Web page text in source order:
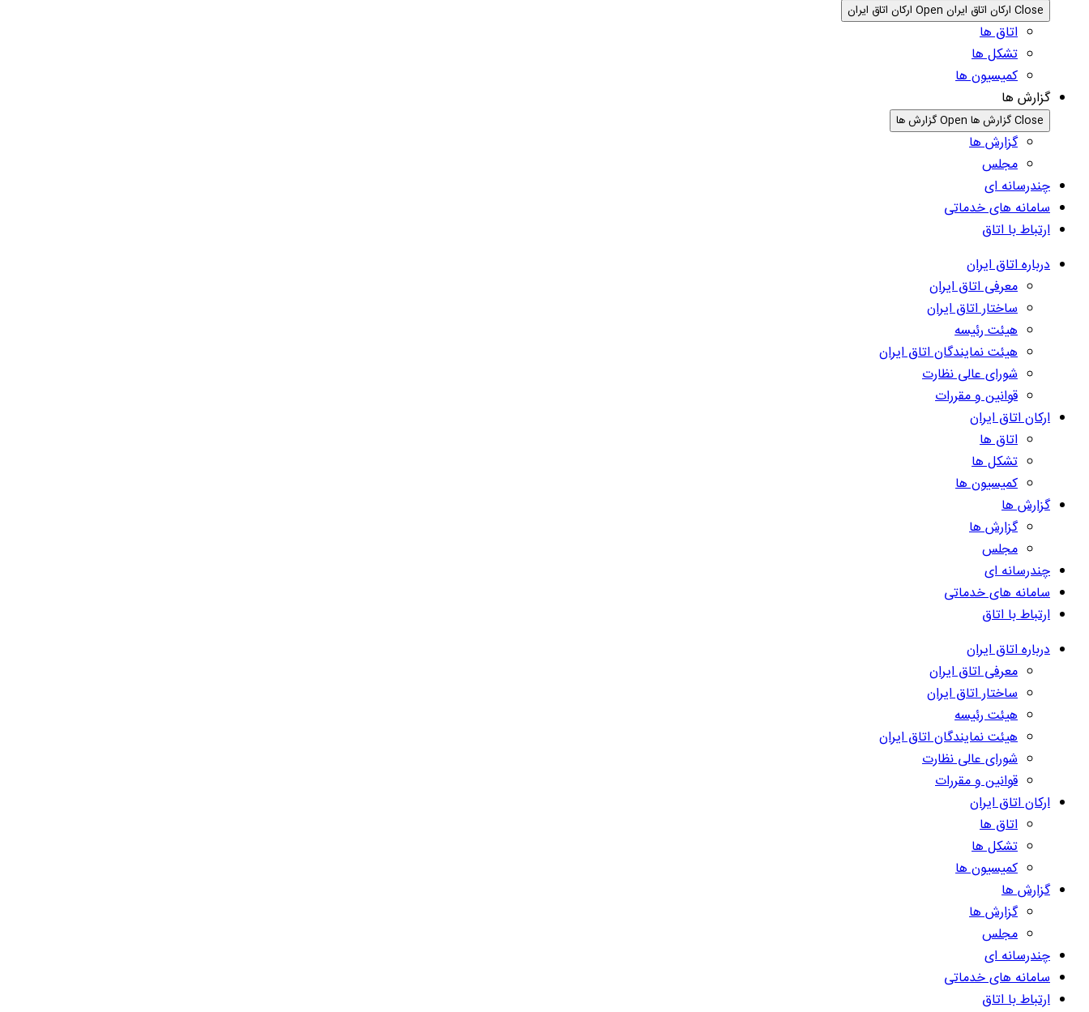
Close ارکان اتاق ایران Open ارکان اتاق ایران
اتاق ها
تشکل ها
کمیسیون ها
گزارش ها
Close گزارش ها Open گزارش ها
گزارش ها
مجلس
چندرسانه ای
سامانه های خدماتی
ارتباط با اتاق
درباره اتاق ایران
معرفی اتاق ایران
ساختار اتاق ایران
هیئت رئیسه
هیئت نمایندگان اتاق ایران
شورای عالی نظارت
قوانین و مقررات
ارکان اتاق ایران
اتاق ها
تشکل ها
کمیسیون ها
گزارش ها
گزارش ها
مجلس
چندرسانه ای
سامانه های خدماتی
ارتباط با اتاق
درباره اتاق ایران
معرفی اتاق ایران
ساختار اتاق ایران
هیئت رئیسه
هیئت نمایندگان اتاق ایران
شورای عالی نظارت
قوانین و مقررات
ارکان اتاق ایران
اتاق ها
تشکل ها
کمیسیون ها
گزارش ها
گزارش ها
مجلس
چندرسانه ای
سامانه های خدماتی
ارتباط با اتاق